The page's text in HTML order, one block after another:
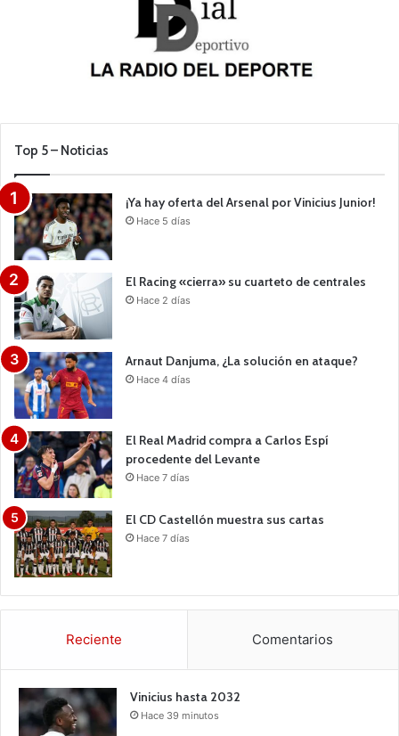
Top 5 – Noticias
¡Ya hay oferta del Arsenal por Vinicius Junior!
Hace 5 días
El Racing «cierra» su cuarteto de centrales
Hace 2 días
Arnaut Danjuma, ¿La solución en ataque?
Hace 4 días
El Real Madrid compra a Carlos Espí
procedente del Levante
Hace 7 días
El CD Castellón muestra sus cartas
Hace 7 días
Reciente Comentarios
Vinicius hasta 2032
Hace 39 minutos